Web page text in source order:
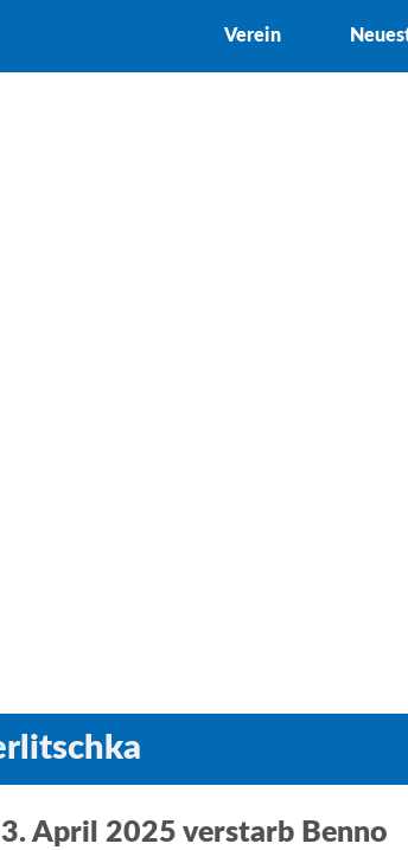
Verein
April 2025 verstarb Benno